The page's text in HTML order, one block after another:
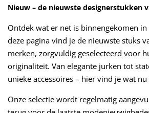
Nieuw – de nieuwste designerstukken
Ontdek wat er net is binnengekomen
deze pagina vind je de nieuwste stuks
merken, zorgvuldig geselecteerd voor
originaliteit. Van elegante jurken tot
unieke accessoires – hier vind je wat
Onze selectie wordt regelmatig